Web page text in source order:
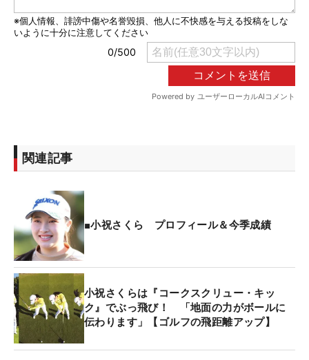
関連記事
■小祝さくら プロフィール＆今季成績
小祝さくらは『コークスクリュー・キッ
ク』でぶっ飛び！ 「地面の力がボールに
伝わります」【ゴルフの飛距離アップ】